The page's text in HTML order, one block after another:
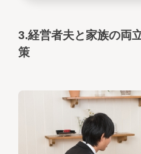
3.経営者夫と家族の両
策